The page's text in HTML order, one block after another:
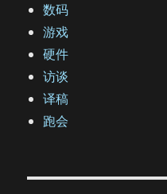
数码
游戏
硬件
访谈
译稿
跑会